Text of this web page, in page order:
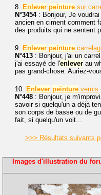
8. Enlever peinture sur
N°3454: Bonjour, Je voudrai
ancien en ciment comment
des produits qui ne sentent
9. Enlever peinture
N°413 : Bonjour, j'ai un
j'ai essayé de l'enlever au
pas grand-chose. Auriez-
10. Enlever peinture vernis
N°448 : Bonjour, je
savoir si quelqu'un a déjà
son corps de basse ou de
fait, si quelqu'un voit...
>>> Résultats suivants
Images d'illustration du